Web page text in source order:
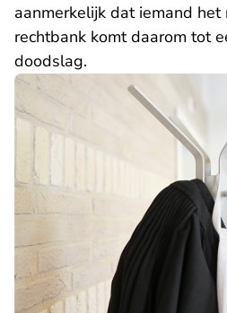
aanmerkelijk dat iemand
rechtbank komt daarom tot
doodslag.